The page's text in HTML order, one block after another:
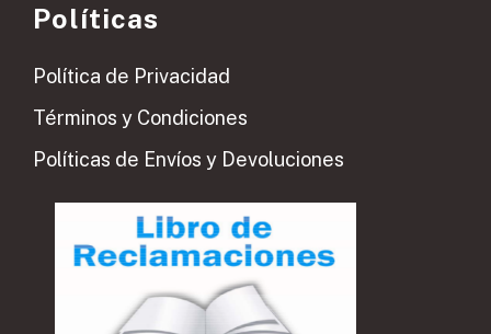
Políticas
Política de Privacidad
Términos y Condiciones
Políticas de Envíos y Devoluciones